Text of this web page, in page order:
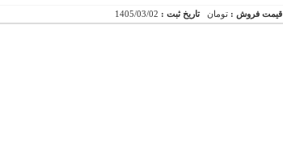
قیمت فروش : تومانتاریخ ثبت : 1405/03/02